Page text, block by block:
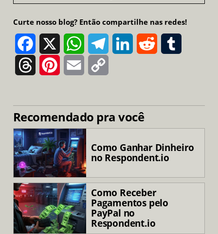
Curte nosso blog? Então compartilhe nas redes!
Facebook
X WhatsAppTelegramLinkedInRedditTumblr
ThreadsPinterestEmail Copy
Recomendado pra você
Como Ganhar Dinheiro
no Respondent.io
Como Receber
Pagamentos pelo
PayPal no
Respondent.io